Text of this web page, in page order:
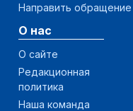
Направить обращение
О нас
О сайте
Редакционная
политика
Наша команда